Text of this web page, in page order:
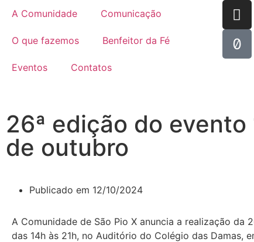
A Comunidade Comunicação
O que fazemos Benfeitor da Fé
Eventos Contatos
26ª edição do evento
de outubro
Publicado em 12/10/2024
A Comunidade de São Pio X anuncia a realização
das 14h às 21h, no Auditório do Colégio das Damas,